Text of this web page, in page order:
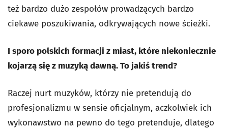
też bardzo dużo zespołów prowadzących bardzo
ciekawe poszukiwania, odkrywających nowe ścieżki.
I sporo polskich formacji z miast, które niekoniecznie
kojarzą się z muzyką dawną. To jakiś trend?
Raczej nurt muzyków, którzy nie pretendują do
profesjonalizmu w sensie oficjalnym, aczkolwiek ich
wykonawstwo na pewno do tego pretenduje, dlatego